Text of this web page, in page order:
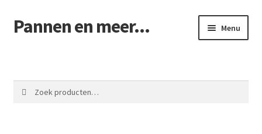
Ga
door
Ga
naar
Pannen en meer... Menu
Winkelmand